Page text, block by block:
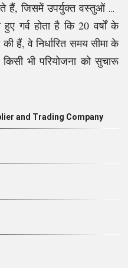
हैं, जिसमें उपर्युक्त वस्तुओं की
गर्व होता है कि 20 वर्षों के
हैं, वे निर्धारित समय सीमा के
भी परियोजना को सुचारू
ग्राहकों और विक्रेताओं के
and Trading Company